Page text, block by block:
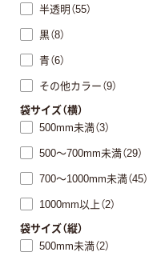
半透明（55）
黒（8）
青（6）
その他カラー（9）
袋サイズ（横）
500mm未満（3）
500～700mm未満（29）
700～1000mm未満（45）
1000mm以上（2）
袋サイズ（縦）
500mm未満（2）